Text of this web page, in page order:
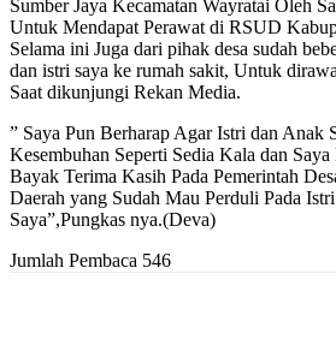
Sumber Jaya Kecamatan Wayratai Oleh
Untuk Mendapat Perawat di RSUD
Selama ini Juga dari pihak desa sudah
dan istri saya ke rumah sakit, Untuk
Saat dikunjungi Rekan Media.
” Saya Pun Berharap Agar Istri dan Anak
Kesembuhan Seperti Sedia Kala dan
Bayak Terima Kasih Pada Pemerintah
Daerah yang Sudah Mau Perduli Pada
Saya”,Pungkas nya.(Deva)
Jumlah Pembaca 546